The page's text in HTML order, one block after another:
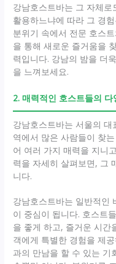
강남호스트바는 그 자체
활용하느냐에 따라 그 경
분위기 속에서 전문 호스
을 통해 새로운 즐거움을
력입니다. 강남의 밤을 더
을 느껴보세요.
2. 매력적인 호스트들의 다
강남호스트바는 서울의
역에서 많은 사람들이 찾
어 여러 가지 매력을 지니
력을 자세히 살펴보면, 그
니다.
강남호스트바는 일반적인
이 중심이 됩니다. 호스트
을 좋게 하고, 즐거운 시간
객에게 특별한 경험을 제
과의 만남을 할 수 있는 기